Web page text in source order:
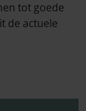
tot goede
de actuele